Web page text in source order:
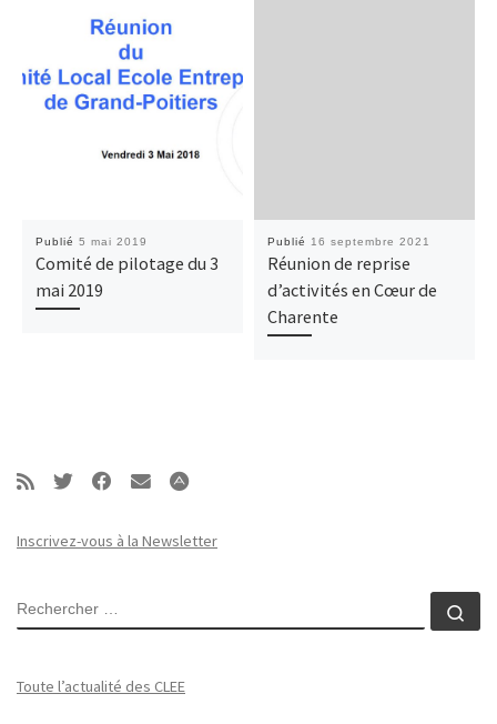
Publié 5 mai 2019
Comité de pilotage du 3
mai 2019
Publié 16 septembre 2021
Réunion de reprise
d’activités en Cœur de
Charente
Inscrivez-vous à la Newsletter
RECHERCHER
Toute l’actualité des CLEE